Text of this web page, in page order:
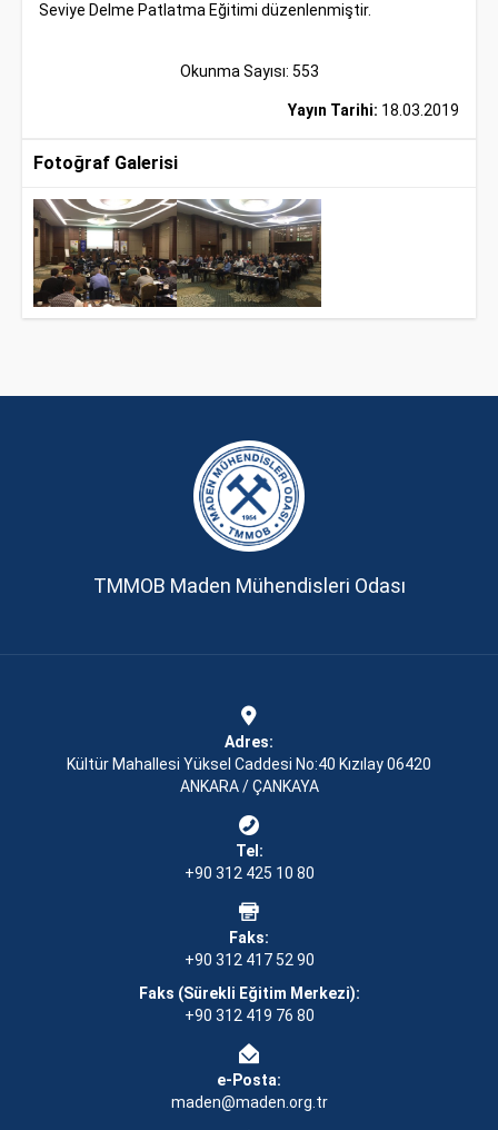
Seviye Delme Patlatma Eğitimi düzenlenmiştir.
Okunma Sayısı: 553
Yayın Tarihi: 18.03.2019
Fotoğraf Galerisi
TMMOB Maden Mühendisleri Odası
Adres:
Kültür Mahallesi Yüksel Caddesi No:40 Kızılay 06420
ANKARA / ÇANKAYA
Tel:
+90 312 425 10 80
Faks:
+90 312 417 52 90
Faks (Sürekli Eğitim Merkezi):
+90 312 419 76 80
e-Posta:
maden@maden.org.tr